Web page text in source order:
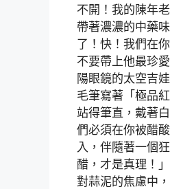
不開！我的陳年
帶著濃濃的中藥
了！快！我們在
不要帶上他最珍
陽眼鏡的太空吉
毛筆寫著「極品
站得筆直，戴著
們必須在你被醋
入，伴隨著一個
醋，才是真理！
對蒜泥的焦慮中